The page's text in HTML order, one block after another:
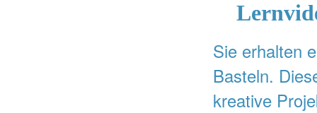
Sie erhalten
Basteln.
kreative